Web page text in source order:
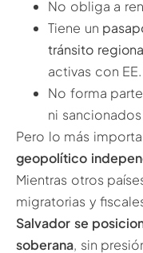
No obliga a
Tiene un
tránsito
activas con
No forma
ni
Pero lo más
geopolítico
Mientras otros
migratorias y
Salvador se
soberana, sin